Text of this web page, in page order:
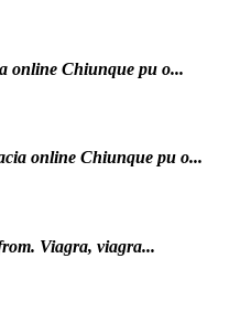
online Chiunque pu o...
online Chiunque pu o...
Viagra, viagra...